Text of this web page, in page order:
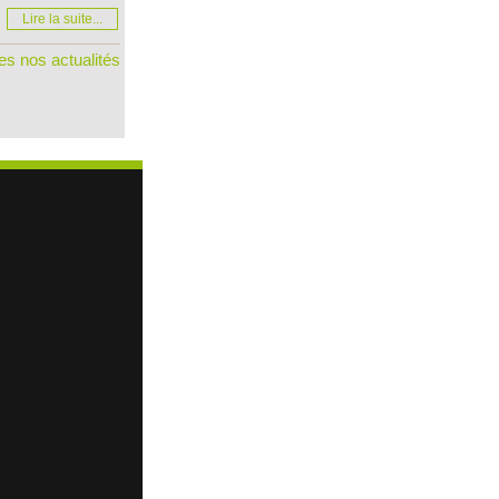
Lire la suite...
nos actualités